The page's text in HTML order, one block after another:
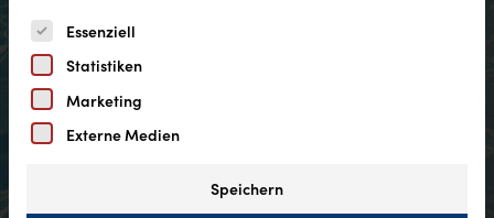
Es folgt eine Liste der Service-Gruppen, für die eine
Essenziell
Statistiken
Marketing
Externe Medien
Speichern